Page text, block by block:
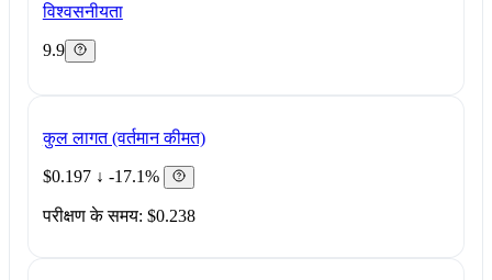
विश्वसनीयता
9.9
कुल लागत (वर्तमान कीमत)
$0.197 ↓ -17.1%
परीक्षण के समय: $0.238